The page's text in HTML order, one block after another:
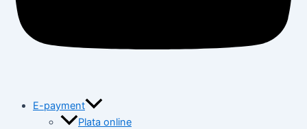
E-payment
Plata online